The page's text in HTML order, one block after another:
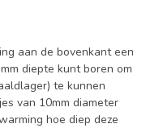
aan de bovenkant een
diepte kunt boren om
te kunnen
van 10mm diameter
hoe diep deze